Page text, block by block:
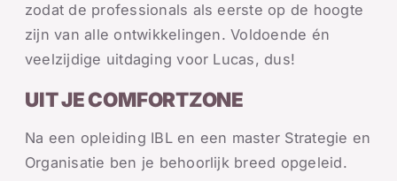
zodat de professionals als eerste op de hoogte
zijn van alle ontwikkelingen. Voldoende én
veelzijdige uitdaging voor Lucas, dus!
UIT JE COMFORTZONE
Na een opleiding IBL en een master Strategie en
Organisatie ben je behoorlijk breed opgeleid.